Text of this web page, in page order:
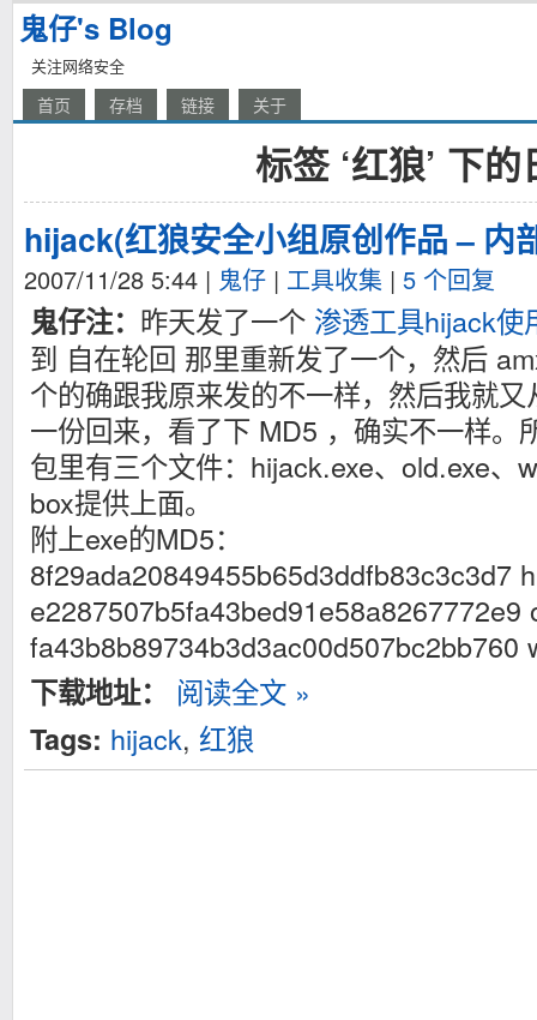
鬼仔's Blog
关注网络安全
首页 存档 链接 关于
标签 ‘红狼’ 下的
hijack(红狼安全小组原创作品 – 内
2007/11/28 5:44 | 鬼仔 | 工具收集 | 5 个回复
鬼仔注： 昨天发了一个 渗透工具hijack使
到 自在轮回 那里重新发了一个，然后
个的确跟我原来发的不一样，然后我就
一份回来，看了下 MD5 ，确实不一样。
包里有三个文件：hijack.exe、old.exe、
box提供上面。
附上exe的MD5：
8f29ada20849455b65d3ddfb83c3c3d7
e2287507b5fa43bed91e58a8267772e9
fa43b8b89734b3d3ac00d507bc2bb760
下载地址： 阅读全文 »
Tags: hijack, 红狼